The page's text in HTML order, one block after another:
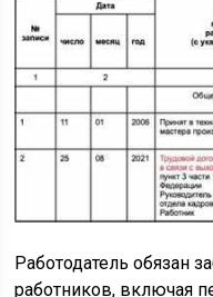
Работодатель обязан
работников, включая